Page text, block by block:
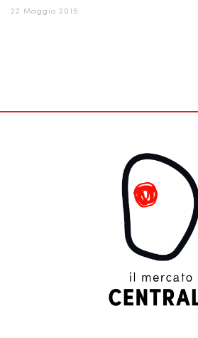
22 Maggio 2015